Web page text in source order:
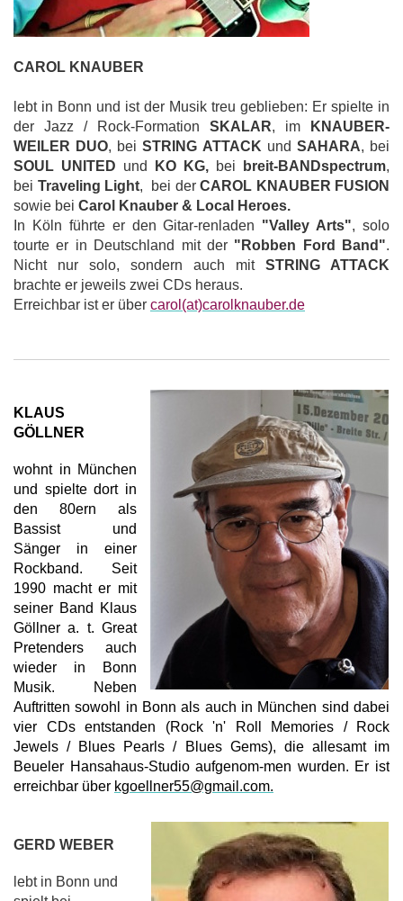
CAROL KNAUBER
lebt in Bonn und ist der Musik treu geblieben: Er spielte in
der Jazz / Rock-Formation SKALAR, im
KNAUBER-
WEILER DUO, beiSTRING ATTACK und SAHARA, bei
SOUL UNITED und KO KG, bei breit-BANDspectrum,
bei Traveling Light, bei der CAROL KNAUBER FUSION
sowie bei Carol Knauber & Local Heroes.
In Köln führte er den Gitar-renladen "Valley Arts", solo
tourte er in Deutschland mit der "Robben Ford Band".
Nicht nur solo, sondern auch mit STRING ATTACK
brachte er jeweils zwei CDs heraus.
Erreichbar ist er über carol(at)carolknauber.de
KLAUS
GÖLLNER
wohnt in München
und spielte dort in
den 80ern als
Bassist und
Sänger in einer
Rockband. Seit
1990 macht er mit
seiner Band Klaus
Göllner a. t. Great
Pretenders auch
wieder in Bonn
Musik. Neben
Auftritten sowohl in Bonn als auch in München sind dabei
vier CDs entstanden (Rock 'n' Roll Memories / Rock
Jewels / Blues Pearls / Blues Gems), die allesamt im
Beueler Hansahaus-Studio aufgenom-men wurden. Er ist
erreichbar über kgoellner55@gmail.com.
GERD WEBER
lebt in Bonn und